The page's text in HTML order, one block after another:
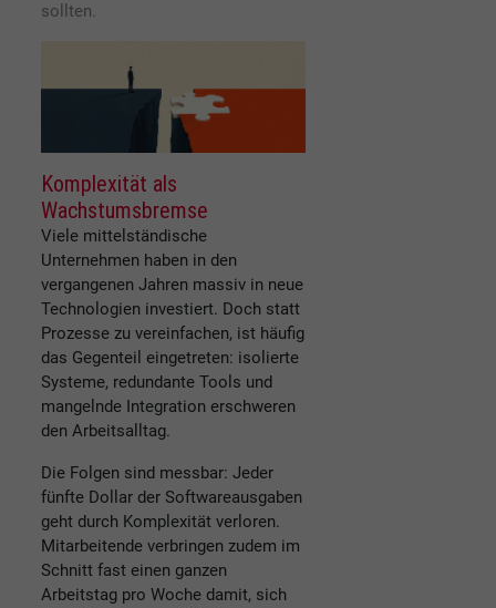
sollten.
Komplexität als
Wachstumsbremse
Viele mittelständische
Unternehmen haben in den
vergangenen Jahren massiv in neue
Technologien investiert. Doch statt
Prozesse zu vereinfachen, ist häufig
das Gegenteil eingetreten: isolierte
Systeme, redundante Tools und
mangelnde Integration erschweren
den Arbeitsalltag.
Die Folgen sind messbar: Jeder
fünfte Dollar der Softwareausgaben
geht durch Komplexität verloren.
Mitarbeitende verbringen zudem im
Schnitt fast einen ganzen
Arbeitstag pro Woche damit, sich